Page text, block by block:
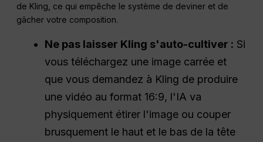
de Kling, ce qui empêche le système de deviner et de
gâcher votre composition.
Ne pas laisser Kling s'auto-cultiver : Si
vous téléchargez une image carrée et
que vous demandez à Kling de produire
une vidéo au format 16:9, l'IA va
physiquement étirer l'image ou couper
brusquement le haut et le bas de la tête